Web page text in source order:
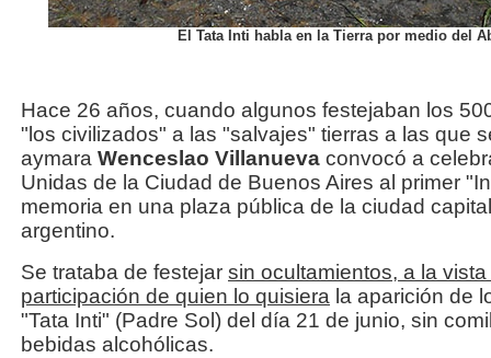
El Tata Inti habla en la Tierra por medio del
Hace 26 años, cuando algunos festejaban los
"los civilizados" a las "salvajes" tierras a las que
aymara Wenceslao Villanueva convocó a
Unidas de la Ciudad de Buenos Aires al primer
memoria en una plaza pública de la ciudad
argentino.
Se trataba de festejar sin ocultamientos, a la
participación de quien lo quisiera la aparición de
"Tata Inti" (Padre Sol) del día 21 de junio, sin
bebidas alcohólicas.